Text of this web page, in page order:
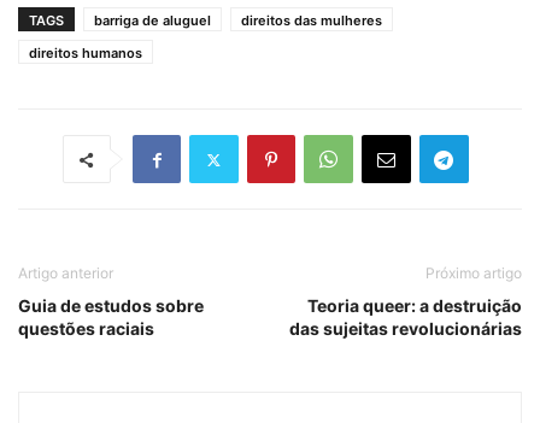
TAGS barriga de aluguel
direitos das mulheres
direitos humanos
Artigo anterior
Guia de estudos sobre
questões raciais
Próximo artigo
Teoria queer: a destruição
das sujeitas revolucionárias